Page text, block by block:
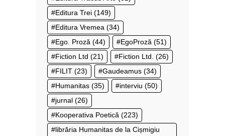
Editura Trei (149)
Editura Vremea (34)
Ego. Proză (44) EgoProză (51)
Fiction Ltd (21) Fiction Ltd. (26)
FILIT (23) Gaudeamus (34)
Humanitas (35) interviu (50)
jurnal (26)
Kooperativa Poetică (223)
librăria Humanitas de la Cișmigiu